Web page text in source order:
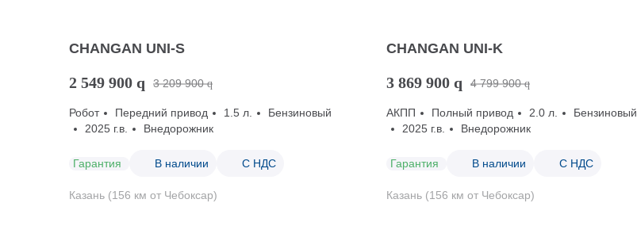
CHANGAN UNI-S
2 549 900 q 3 209 900 q
Робот Передний привод 1.5 л.
Бензиновый
2025 г.в.
Внедорожник
Гарантия В наличии С НДС
Казань (156 км от Чебоксар)
CHANGAN UNI-K
3 869 900 q 4 799 900 q
АКПП Полный привод 2.0 л.
Бензиновый
2025 г.в.
Внедорожник
Гарантия В наличии С НДС
Казань (156 км от Чебоксар)